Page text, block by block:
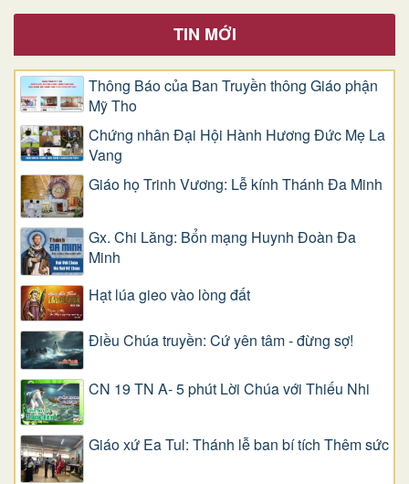
TIN MỚI
Thông Báo của Ban Truyền thông Giáo phận
Mỹ Tho
Chứng nhân Đại Hội Hành Hương Đức Mẹ La
Vang
Giáo họ Trinh Vương: Lễ kính Thánh Đa Minh
Gx. Chi Lăng: Bổn mạng Huynh Đoàn Đa
Minh
Hạt lúa gieo vào lòng đất
Điều Chúa truyền: Cứ yên tâm - đừng sợ!
CN 19 TN A- 5 phút Lời Chúa với Thiếu Nhi
Giáo xứ Ea Tul: Thánh lễ ban bí tích Thêm sức